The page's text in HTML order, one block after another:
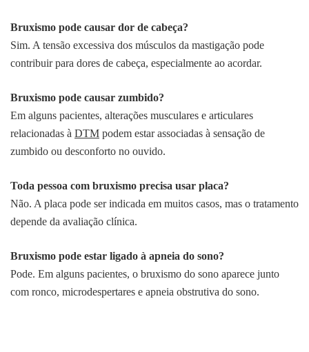
Bruxismo pode causar dor de cabeça?
Sim. A tensão excessiva dos músculos da mastigação pode
contribuir para dores de cabeça, especialmente ao acordar.
Bruxismo pode causar zumbido?
Em alguns pacientes, alterações musculares e articulares
relacionadas à DTM podem estar associadas à sensação de
zumbido ou desconforto no ouvido.
Toda pessoa com bruxismo precisa usar placa?
Não. A placa pode ser indicada em muitos casos, mas o tratamento
depende da avaliação clínica.
Bruxismo pode estar ligado à apneia do sono?
Pode. Em alguns pacientes, o bruxismo do sono aparece junto
com ronco, microdespertares e apneia obstrutiva do sono.